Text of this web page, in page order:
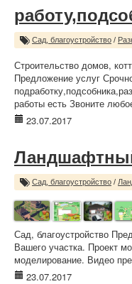
Сад, благоустройство /
Строительство домов,
Предложение услуг
работы есть Звоните
23.07.2017
Сад, благоустройство /
Сад, благоустройство
Вашего участка. Проект
моделирование. Видео
23.07.2017